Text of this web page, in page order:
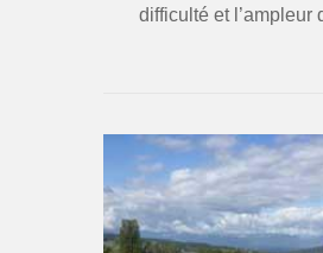
difficulté et l’ampleur